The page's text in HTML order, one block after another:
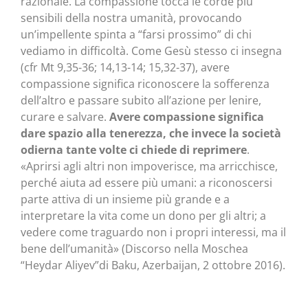
sensibili della nostra umanità, provocando
un’impellente spinta a “farsi prossimo” di chi
vediamo in difficoltà. Come Gesù stesso ci insegna
(cfr Mt 9,35-36; 14,13-14; 15,32-37), avere
compassione significa riconoscere la sofferenza
dell’altro e passare subito all’azione per lenire,
curare e salvare. Avere compassione significa
dare spazio alla tenerezza, che invece la società
odierna tante volte ci chiede di reprimere.
«Aprirsi agli altri non impoverisce, ma arricchisce,
perché aiuta ad essere più umani: a riconoscersi
parte attiva di un insieme più grande e a
interpretare la vita come un dono per gli altri; a
vedere come traguardo non i propri interessi, ma il
bene dell’umanità» (Discorso nella Moschea
“Heydar Aliyev”di Baku, Azerbaijan, 2 ottobre 2016).